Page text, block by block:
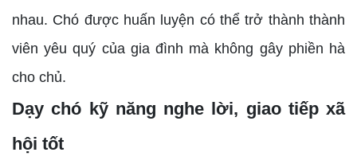
nhau. Chó được huấn luyện có thể trở thành thành
viên yêu quý của gia đình mà không gây phiền hà
cho chủ.
Dạy chó kỹ năng nghe lời, giao tiếp xã
hội tốt